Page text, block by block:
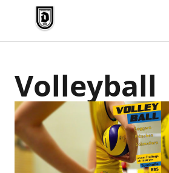
TV Jahn Duderstadt
Volleyball